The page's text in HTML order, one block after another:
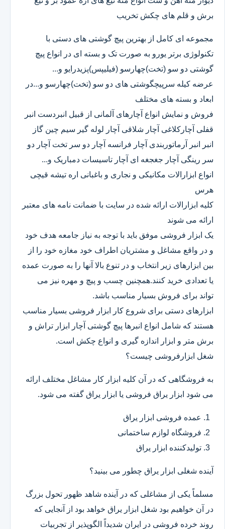
برش و قلم های چکش تخریب
مجموعه ای کامل از بهترین پیچ گوشتی های دستی با
تکنولوژی برتر یورو به صورت تک و بسته ای در انواع پیچ
گوشتی دو سو (تخت)چهارسو (فیلیپس)پزیدرایو و...
عرضه کیله سرپیچگوشتی های دو سو (تخت)چهارسو و...در
ابعاد و بسته های مختلف
فروش و نمایش انواع آچارهای آلمانی از قبیل انبردست انبر
قفلی آچارکلاغی آچار شلاقی آچار لوله گیر سیم چین گاز
انبر انبر آرماتوربندی آچار فرانسه آچار دو سر تخت آچار دو
سر رینگی آچار جغجغه ای آچار تاسیسات دمباریک و...
انواع ابزارالات مکانیکی و نجاری و باغبانی اره تیشه قیچی
هرس
کلیه ابزارالات ارائه شده در سایت با ضمانت نامه های معتبر
ارائه می شوند
یک ابزار فروشی موفق باید با توجه به نیاز جامعه هدف خود
و در واقع مشاغل و مشتریان اطراف خود مغازه خود را از
بین ابزارهای زیر انتخاب و در تنوع بالا آنها را به صورت عمده
یا تعدادی خرید کنند.همچنین چسب و پیچ و مهره نیز می
تواند برای فروش بسیار مناسب باشد.
ابزارهای دستی برای شروع کار ابزار فروشی بسیار مناسب
هستند که شامل انواع انبرها پیچ گوشتی آچار ابزار تراش و
برش متر و ابزار اندازه گیری و انواع چکش است.
شغل ابزارفروشی چیست؟
به فروشگاهی که در آن کلیه ابزار کار مشاغل مختلف ارائه
می شود ابزار یراق فروشی یا ابزار یراق گفته می شود.
عمده فروشی ابزار یراق
فروشگاه لوازم ساختمانی
تولیدکننده ابزار یراق
آینده شغلی ابزار یراق چطور می بینید؟
مسلماً یکی از مشاغلی که در آینده شاهد ظهور تحول بزرگ
در آن خواهیم بود شغل ابزار یراق خواهد بود از آنجایی که
روند خرده فروشی در ایران شدیداً الگوپذیر از تجربیات